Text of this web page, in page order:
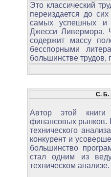
Это классический
переиздается до
самых успешных и
Джесси Ливермора.
содержит массу
бесспорными
большинстве трудов,
С. Б.
Автор этой книги
финансовых рынков.
технического
конкурент и
большинство
стал одним из
техническом анализе.